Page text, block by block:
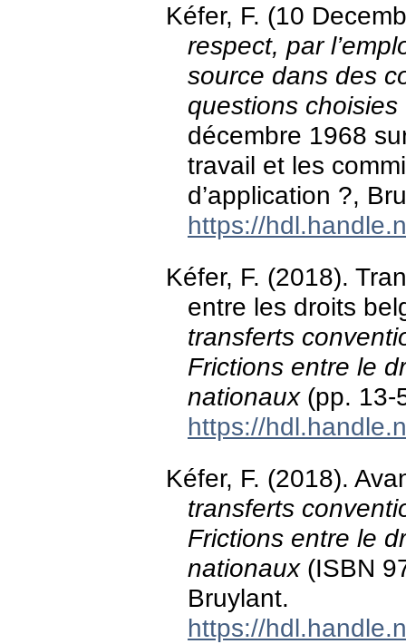
Kéfer, F. (10
respect, par
source dans des
questions choisies
décembre 1968
travail et les
d’application ?,
https://
Kéfer, F. (2018).
entre les droits
transferts
Frictions entre le
nationaux(pp. 13-
https://
Kéfer, F. (2018).
transferts
Frictions entre le
nationaux(ISBN
Bruylant.
https://